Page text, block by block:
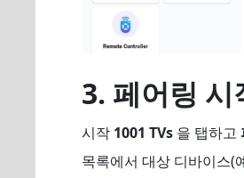
3. 페어링 시
시작 1001 TVs 을 탭하고
목록에서 대상 디바이스(